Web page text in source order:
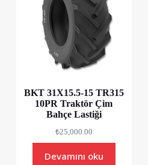
BKT 31X15.5-15 TR315
10PR Traktör Çim
Bahçe Lastiği
₺25,000.00
Devamını oku